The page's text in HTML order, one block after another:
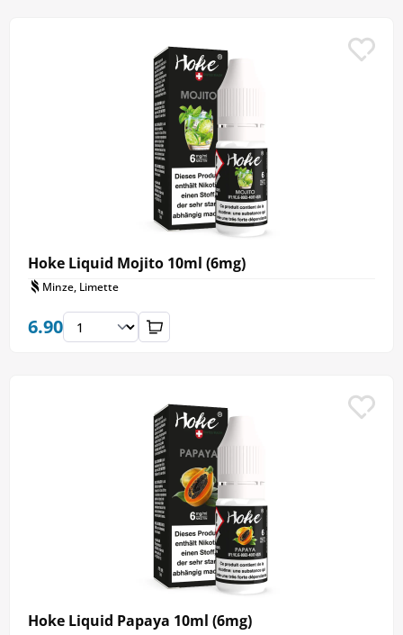
Hoke Liquid Mojito 10ml (6mg)
Minze, Limette
6.90
Hoke Liquid Papaya 10ml (6mg)